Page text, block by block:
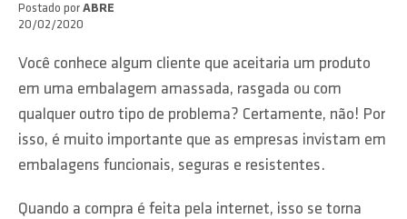
Postado por ABRE
20/02/2020
Você conhece algum cliente que aceitaria um produto
em uma embalagem amassada, rasgada ou com
qualquer outro tipo de problema? Certamente, não! Por
isso, é muito importante que as empresas invistam em
embalagens funcionais, seguras e resistentes.
Quando a compra é feita pela internet, isso se torna